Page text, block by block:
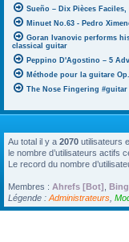
Sueño – Dix Pièces
Minuet No.63 - Pedro
Goran Ivanovic performs
classical guitar
Peppino D'Agostino – 5
Méthode pour la guitare
The Nose Fingering #guitar
Au total il y a 2070 utilisateurs
le nombre d’utilisateurs actifs
Le record du nombre
Membres : Ahrefs [Bot]
Légende : Administrateurs